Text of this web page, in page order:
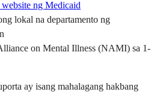
ng Medicaid
lokal na departamento ng
on Mental Illness (NAMI) sa 1-
ay isang mahalagang hakbang